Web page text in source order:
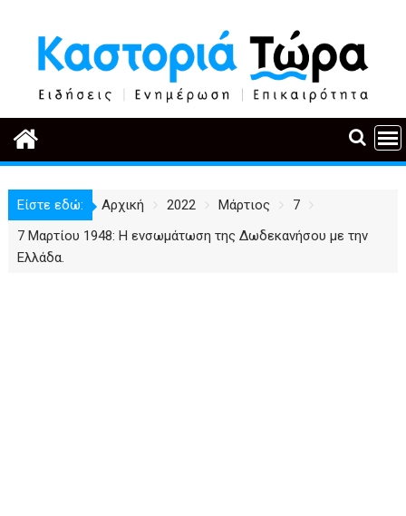
περιεχόμενο
Είστε εδώ: Αρχική 2022 Μάρτιος
7
7 Μαρτίου 1948: Η ενσωμάτωση της Δωδεκανήσου με την
Ελλάδα.